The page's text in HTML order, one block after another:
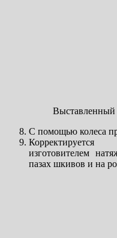
С помощью колеса
изготовителем
пазах шкивов и на